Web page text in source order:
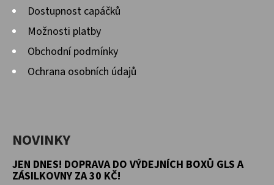
Dostupnost capáčků
Možnosti platby
Obchodní podmínky
Ochrana osobních údajů
NOVINKY
JEN DNES! DOPRAVA DO VÝDEJNÍCH BOXŮ GLS A
ZÁSILKOVNY ZA 30 KČ!